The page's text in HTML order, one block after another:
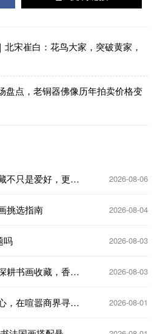
北宋崔白：花鸟大家，突破黄家，
盘点，老铜器佛像历年拍卖价格变
不只是爱好，更是
2026-08-06
挑选指南 2026-08-04
吗 2026-08-03
耕书画收藏，香港
2026-08-03
，在喧嚣商界寻得
2026-08-01